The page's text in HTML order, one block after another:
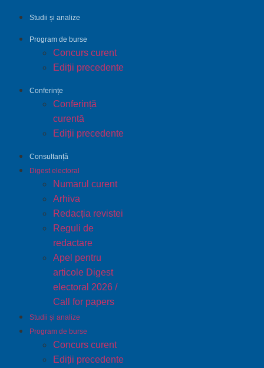
Studii și analize
Program de burse
Concurs curent
Ediții precedente
Conferințe
Conferință
curentă
Ediții precedente
Consultanță
Digest electoral
Numarul curent
Arhiva
Redacția revistei
Reguli de
redactare
Apel pentru
articole Digest
electoral 2026 /
Call for papers
Studii și analize
Program de burse
Concurs curent
Ediții precedente